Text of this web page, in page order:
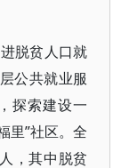
脱贫人口就
公共就业服
探索建设一
里”社区。全
，其中脱贫